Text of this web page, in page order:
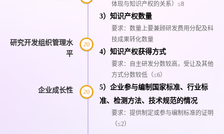
研究开发组织管理水
平
企业成长性
体现与知识产权的关系）≤8
3）知识产权数量
要求：数量上要兼顾研发费用分配及科
技成果转化数量
4）知识产权获得方式
要求：自主研发分数较高，受让及其他
方式分数较低（≤6）
5）企业参与编制国家标准、行业标
准、检测方法、技术规范的情况
要求：提供制定或参与编制标准的证明
（≤2）